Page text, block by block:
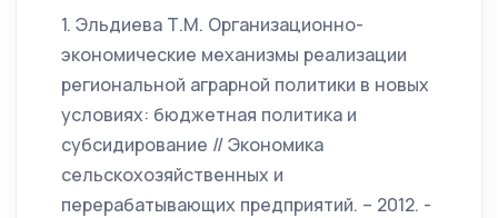
1. Эльдиева Т.М. Организационно-
экономические механизмы реализации
региональной аграрной политики в новых
условиях: бюджетная политика и
субсидирование // Экономика
сельскохозяйственных и
перерабатывающих предприятий. – 2012. -